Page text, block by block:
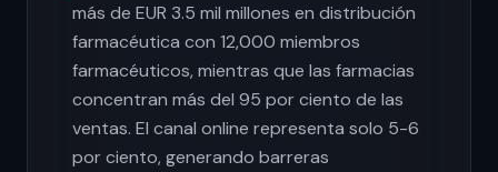
más de EUR 3.5 mil millones en distribución
farmacéutica con 12,000 miembros
farmacéuticos, mientras que las farmacias
concentran más del 95 por ciento de las
ventas. El canal online representa solo 5-6
por ciento, generando barreras